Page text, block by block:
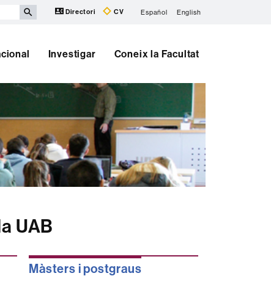
Directori CV Español English
Investigar Coneix la Facultat
UAB
Màsters i postgraus